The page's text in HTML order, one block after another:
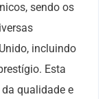
sendo os
incluindo
Esta
qualidade e